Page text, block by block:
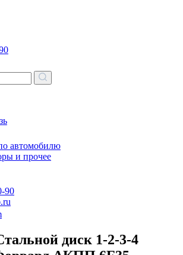
автомобилю
и прочее
90
диск 1-2-3-4